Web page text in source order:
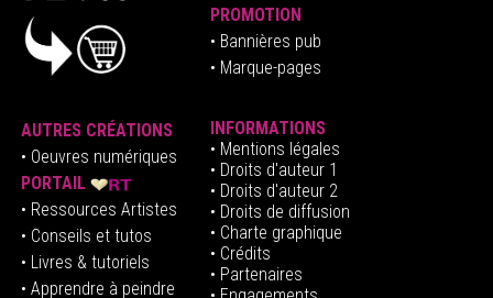
PROMOTION
• Bannières pub
• Marque-pages
AUTRES CRÉATIONS
• Oeuvres numériques
PORTAIL
• Ressources Artistes
• Conseils et tutos
• Livres & tutoriels
• Apprendre à peindre
INFORMATIONS
• Mentions légales
• Droits d'auteur1
• Droits d'auteur 2
• Droits de diffusion
• Charte graphique
• Crédits
• Partenaires